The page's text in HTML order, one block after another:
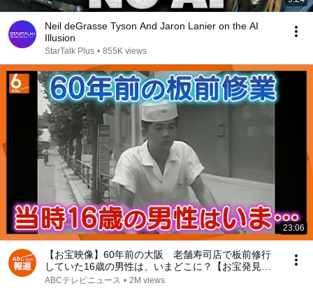
Neil deGrasse Tyson And Jaron Lanier on the AI
Illusion
StarTalk Plus • 855K views
23:06
【お宝映像】60年前の大阪 老舗寿司店で板前修行
していた16歳の男性は、いまどこに？【お宝発見！
関西いまむかし】
ABCテレビニュース • 2M views